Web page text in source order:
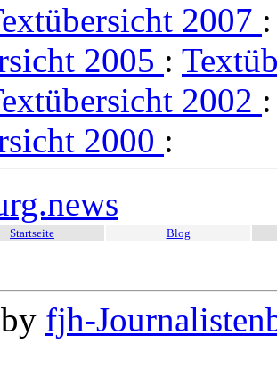
2007
2005 :
2002
2000 :
Startseite Blog
fjh-